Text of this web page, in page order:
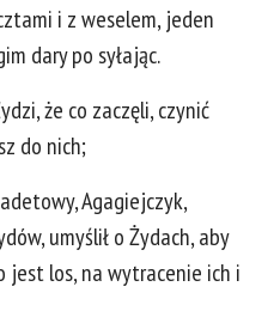
i z weselem, jeden
dary po syłając.
że co zaczęli, czynić
do nich;
Agagiejczyk,
umyślił o Żydach, aby
jest los, na wytracenie ich i